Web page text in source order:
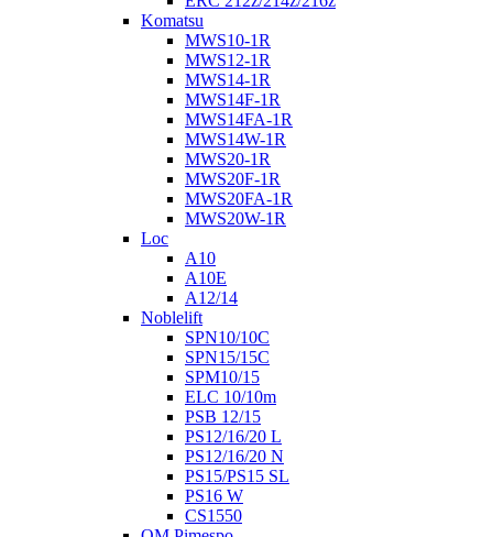
Komatsu
MWS10-1R
MWS12-1R
MWS14-1R
MWS14F-1R
MWS14FA-1R
MWS14W-1R
MWS20-1R
MWS20F-1R
MWS20FA-1R
MWS20W-1R
Loc
A10
A10E
A12/14
Noblelift
SPN10/10C
SPN15/15C
SPM10/15
ELC 10/10m
PSB 12/15
PS12/16/20 L
PS12/16/20 N
PS15/PS15 SL
PS16 W
CS1550